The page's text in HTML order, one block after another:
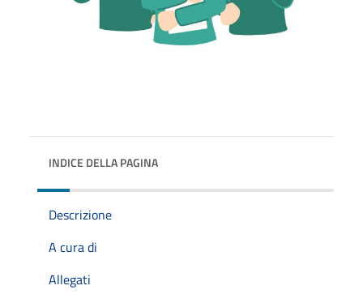
INDICE DELLA PAGINA
Descrizione
A cura di
Allegati